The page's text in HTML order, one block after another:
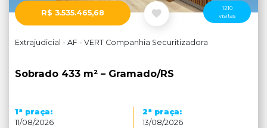
R$ 3.535.465,68
1210
visitas
Extrajudicial - AF - VERT Companhia Securitizadora
Sobrado 433 m² – Gramado/RS
1a praça:
11/08/2026
2a praça:
13/08/2026